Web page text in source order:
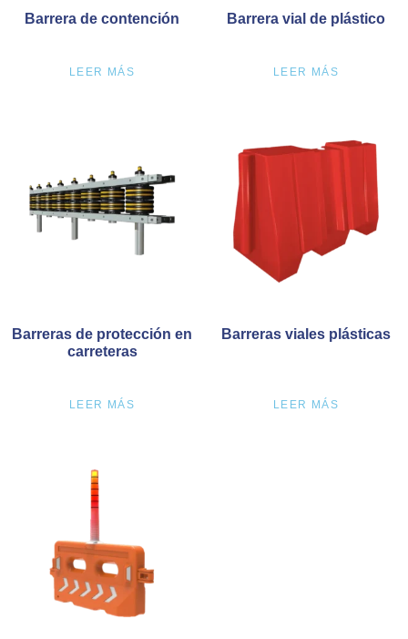
Barrera de contención
LEER MÁS
Barrera vial de plástico
LEER MÁS
Barreras de protección en
carreteras
LEER MÁS
Barreras viales plásticas
LEER MÁS